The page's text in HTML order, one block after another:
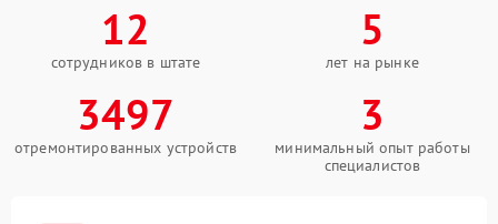
12
сотрудников в штате
5
лет на рынке
3497
отремонтированных устройств
3
минимальный опыт работы
специалистов